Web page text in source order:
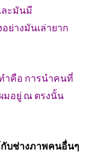
ละมันมี
างมันเล่ายาก
ำคือ การนำคนที่
มอยู่ ณ ตรงนั้น
บช่างภาพคนอื่นๆ